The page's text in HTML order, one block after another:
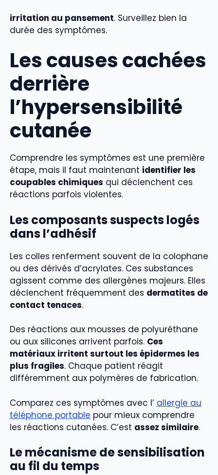
irritation au pansement. Surveillez bien la
durée des symptômes.
Les causes cachées
derrière
l’hypersensibilité
cutanée
Comprendre les symptômes est une première
étape, mais il faut maintenant identifier les
coupables chimiques qui déclenchent ces
réactions parfois violentes.
Les composants suspects logés
dans l’adhésif
Les colles renferment souvent de la colophane
ou des dérivés d’acrylates. Ces substances
agissent comme des allergènes majeurs. Elles
déclenchent fréquemment des dermatites de
contact tenaces.
Des réactions aux mousses de polyuréthane
ou aux silicones arrivent parfois. Ces
matériaux irritent surtout les épidermes les
plus fragiles. Chaque patient réagit
différemment aux polymères de fabrication.
Comparez ces symptômes avec l’ allergie au
téléphone portable pour mieux comprendre
les réactions cutanées. C’est assez similaire.
Le mécanisme de sensibilisation
au fil du temps